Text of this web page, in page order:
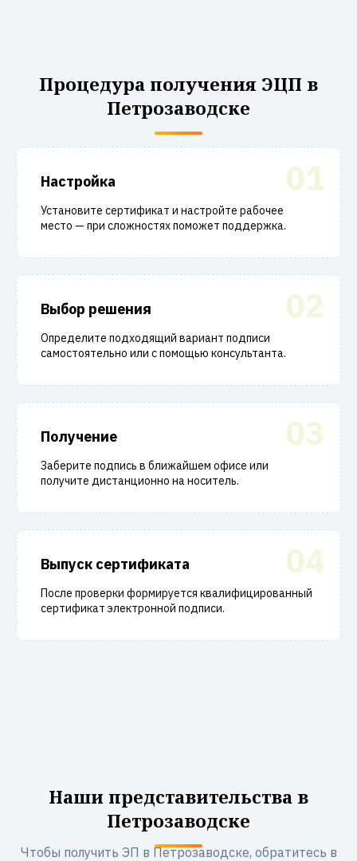
Процедура получения ЭЦП в
Петрозаводске
01
Настройка
Установите сертификат и настройте рабочее
место — при сложностях поможет поддержка.
02
Выбор решения
Определите подходящий вариант подписи
самостоятельно или с помощью консультанта.
03
Получение
Заберите подпись в ближайшем офисе или
получите дистанционно на носитель.
04
Выпуск сертификата
После проверки формируется квалифицированный
сертификат электронной подписи.
Наши представительства в
Петрозаводске
Чтобы получить ЭП в Петрозаводске, обратитесь в